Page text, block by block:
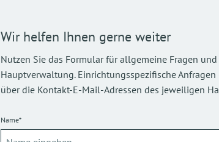
Wir helfen Ihnen gerne weiter
Nutzen Sie das Formular für allgemeine Fragen
Hauptverwaltung. Einrichtungsspezifische
über die Kontakt-E-Mail-Adressen des jeweiligen
Name*